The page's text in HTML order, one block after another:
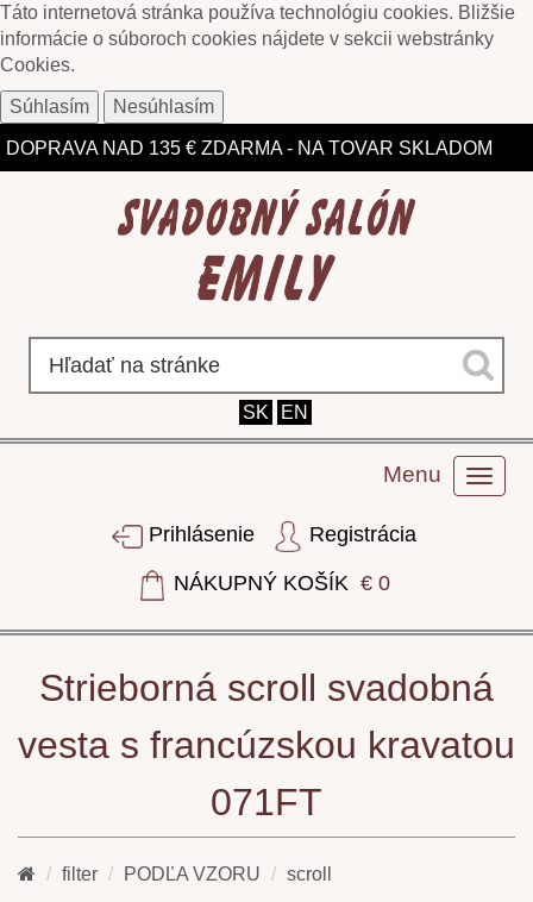
Táto internetová stránka používa technológiu cookies. Bližšie
informácie o súboroch cookies nájdete v sekcii webstránky
Cookies.
Súhlasím Nesúhlasím
ZĽAVY DO 75% NA VYBRANÉ MODELY
SK EN
Menu
Prihlásenie Registrácia
NÁKUPNÝ KOŠÍK € 0
Strieborná scroll svadobná
vesta s francúzskou kravatou
071FT
filter PODĽA VZORU scroll